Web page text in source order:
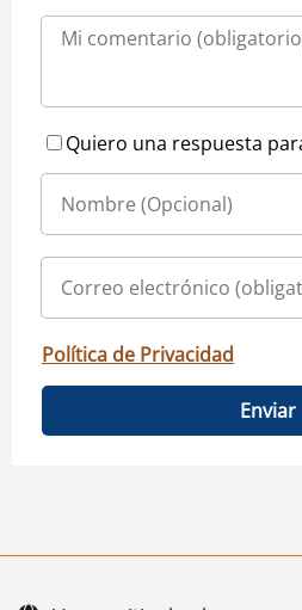
Quiero una respuesta
Política de Privacidad
Enviar